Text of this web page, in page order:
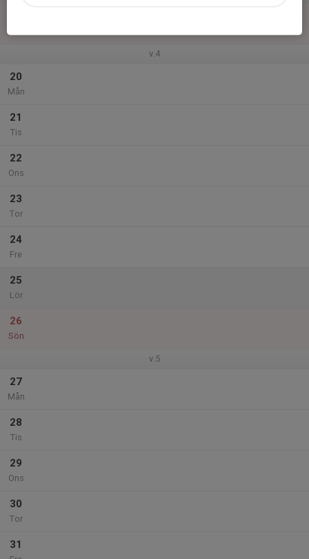
v.4
20
Mån
21
Tis
22
Ons
23
Tor
24
Fre
25
Lör
26
Sön
v.5
27
Mån
28
Tis
29
Ons
30
Tor
31